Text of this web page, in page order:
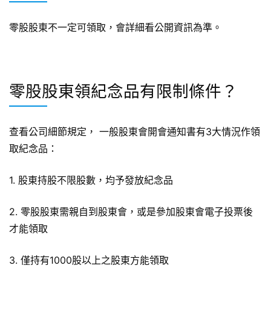
零股股東不一定可領取，會詳細看公開資訊為準。
零股股東領紀念品有限制條件？
查看公司細節規定， 一般股東會開會通知書有3大情況作領
取紀念品：
1. 股東持股不限股數，均予發放紀念品
2. 零股股東需親自到股東會，或是參加股東會電子投票後
才能領取
3. 僅持有1000股以上之股東方能領取